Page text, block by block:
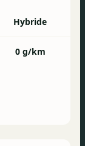
Hybride
0 g/km